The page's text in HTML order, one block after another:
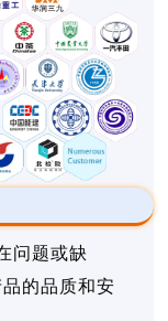
问题或缺
的品质和安